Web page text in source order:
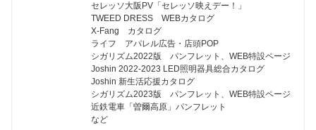
セレッソ大阪PV「セレッソ映えデー！」
TWEED DRESS WEBカタログ
X-Fang カタログ
ライフ アパレル広告・店頭POP
シガリズム2022版 パンフレット、WEB特設ページ
Joshin 2022-2023 LED照明器具総合カタログ
Joshin 新生活応援カタログ
シガリズム2023版 パンフレット、WEB特設ページ
近鉄電車「曽爾高原」パンフレット
など